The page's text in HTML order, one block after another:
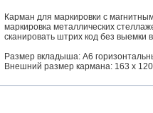
Карман для маркировки с
маркировка металлических
сканировать штрих код без выемки
Размер вкладыша: A6
Внешний размер кармана: 163 x